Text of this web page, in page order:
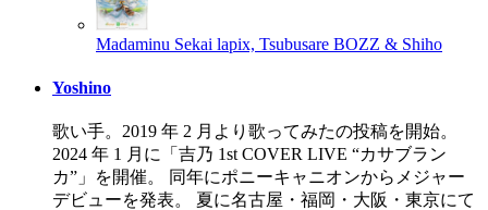
Madaminu Sekai lapix, Tsubusare BOZZ & Shiho
Yoshino
歌い手。2019 年 2 月より歌ってみたの投稿を開始。
2024 年 1 月に「吉乃 1st COVER LIVE “カサブラン
カ”」を開催。 同年にポニーキャニオンからメジャー
デビューを発表。 夏に名古屋・福岡・大阪・東京にて